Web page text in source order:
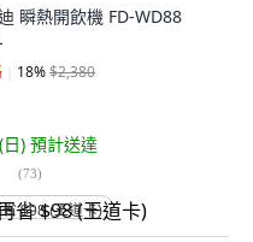
瞬熱開飲機 FD-WD88
18%$2,380
) 預計送達
(73)
$98 (王道卡)